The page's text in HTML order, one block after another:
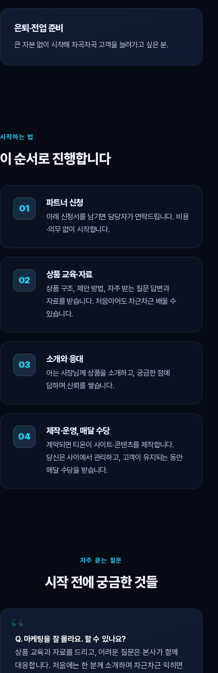
은퇴·전업 준비
큰 자본 없이 시작해 차곡차곡 고객을 늘려가고 싶은 분.
시작하는 법
이 순서로 진행합니다
파트너 신청
아래 신청서를 남기면 담당자가 연락드립니다. 비용
·의무 없이 시작합니다.
상품 교육·자료
상품 구조, 제안 방법, 자주 받는 질문 답변과
자료를 받습니다. 처음이어도 차근차근 배울 수
있습니다.
소개와 응대
아는 사장님께 상품을 소개하고, 궁금한 점에
답하며 신뢰를 쌓습니다.
제작·운영, 매달 수당
계약되면 티온이 사이트·콘텐츠를 제작합니다.
당신은 사이에서 관리하고, 고객이 유지되는 동안
매달 수당을 받습니다.
자주 묻는 질문
시작 전에 궁금한 것들
Q. 마케팅을 잘 몰라요. 할 수 있나요?
상품 교육과 자료를 드리고, 어려운 질문은 본사가 함께
대응합니다. 처음에는 한 분께 소개하며 차근차근 익히면